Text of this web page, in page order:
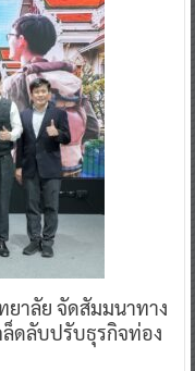
าลัย จัดสัมมนาทาง
ล็ดลับปรับธุรกิจท่อง